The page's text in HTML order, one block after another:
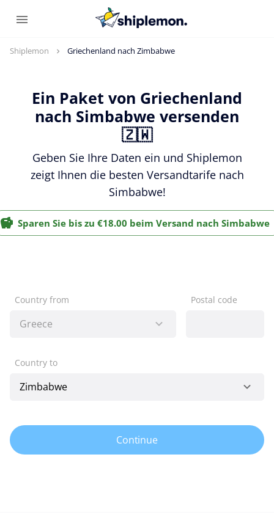
Shiplemon Griechenland nach Zimbabwe
Ein Paket von Griechenland
nach Simbabwe versenden
🇿🇼
Geben Sie Ihre Daten ein und Shiplemon
zeigt Ihnen die besten Versandtarife nach
Simbabwe!
Sparen Sie bis zu €18.00 beim Versand nach Simbabwe
Country from Postal code
Country to
Continue